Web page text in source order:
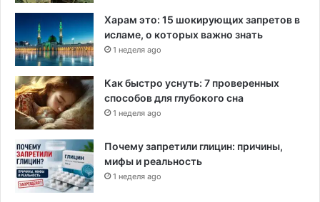
Харам это: 15 шокирующих запретов в
исламе, о которых важно знать
1 неделя ago
Как быстро уснуть: 7 проверенных
способов для глубокого сна
1 неделя ago
Почему запретили глицин: причины,
мифы и реальность
1 неделя ago